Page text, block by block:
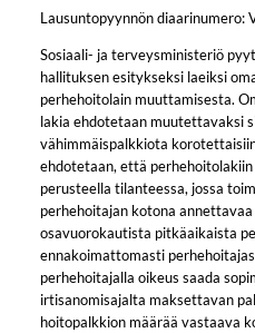
Lausuntopyynnön
Sosiaali- ja terveysministeriö
hallituksen esitykseksi laeiksi
perhehoitolain muuttamisesta.
lakia ehdotetaan muutettavaksi
vähimmäispalkkiota
ehdotetaan, että
perusteella tilanteessa, jossa
perhehoitajan kotona
osavuorokautista pitkäaikaista
ennakoimattomasti
perhehoitajalla oikeus saada
irtisanomisajalta maksettavan
hoitopalkkion määrää vastaava